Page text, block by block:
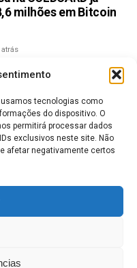
tecnologias como
do dispositivo. O
permitirá processar dados
exclusivos neste site. Não
afetar negativamente certos
milhões em Bitcoin
alta de 7,8%
5 dias atrás
por ação em JCP
se você tem direito
ele pode indicar
acumulam 240